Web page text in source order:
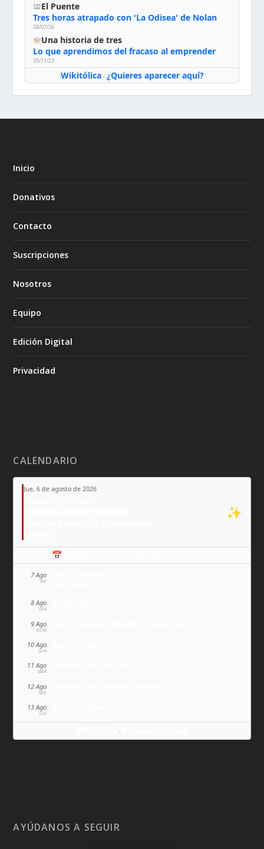
El Puente
Tres horas atrapado con 'La Odisea' de Nolan
28/07/26
Una historia de tres
Lo que aprendimos del fracaso al emprender
25/11/23
Wikitólica· ¿Quieres aparecer aquí?
Inicio
Donativos
Contacto
Suscripciones
Nosotros
Equipo
Edición Digital
Privacidad
CALENDARIO
Jue, 6 de agosto de 2026
✨
📅 Añade todo a tu calendario personal
7 Ago
VIE
8 Ago
SÁB
9 Ago
DOM
10 Ago
LUN
11 Ago
MAR
12 Ago
MIÉ
13 Ago
JUE
·
AYÚDANOS A SEGUIR